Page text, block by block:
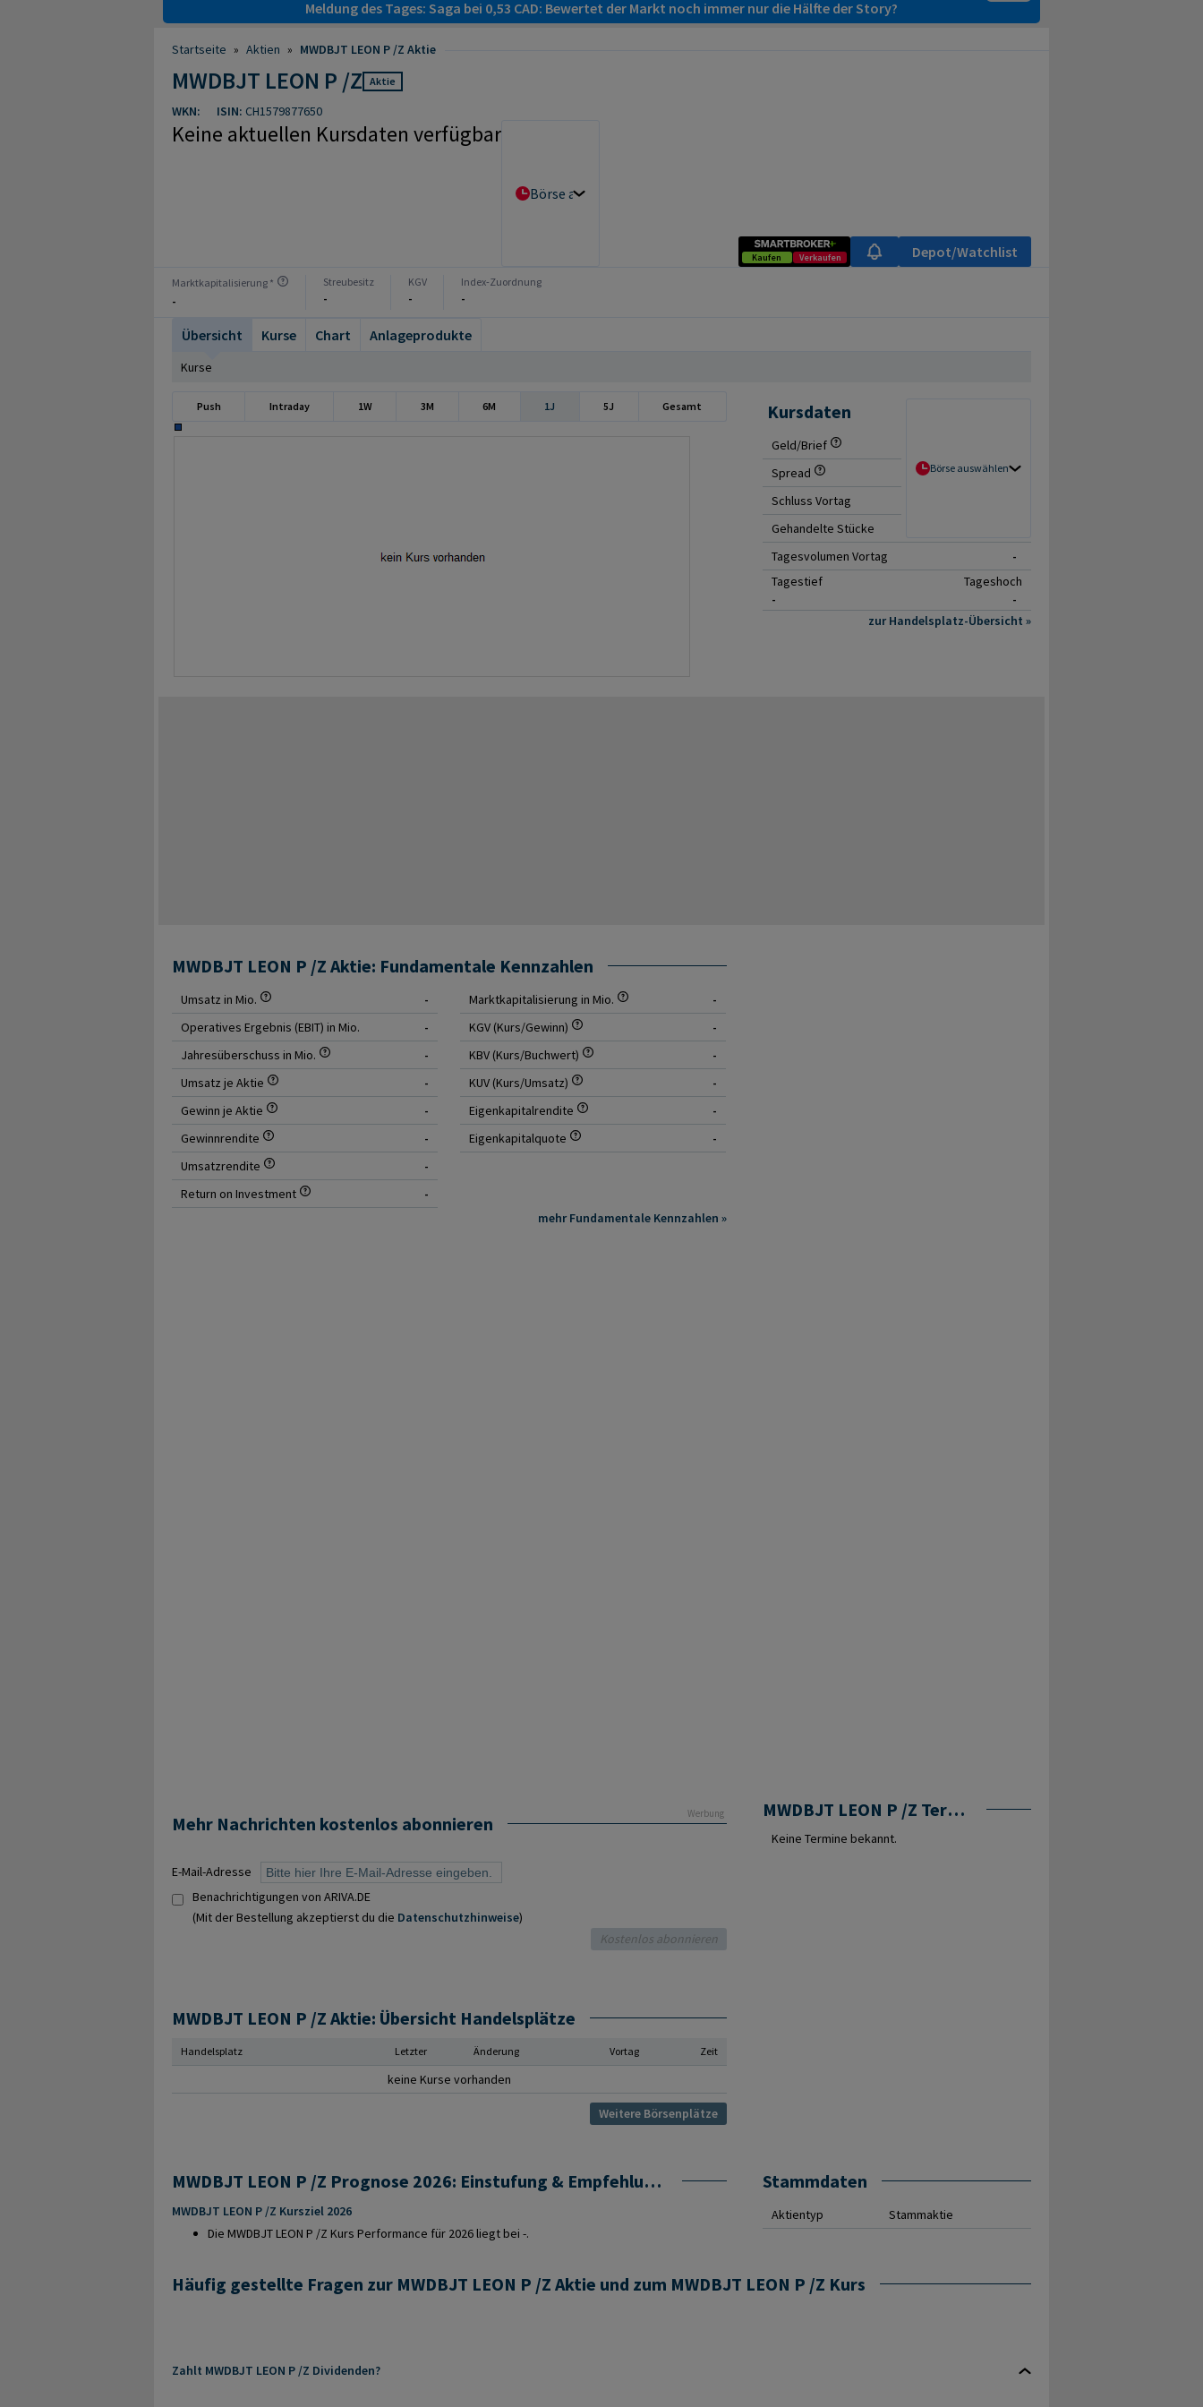
Meldung des Tages: Saga bei 0,53 CAD: Bewertet der Markt noch immer nur die Hälfte der Story?
Startseite » Aktien » MWDBJT LEON P /Z Aktie
MWDBJT LEON P /Z Aktie
WKN: ISIN: CH1579877650
Keine aktuellen Kursdaten verfügbar
Börse auswählen
Kaufen Verkaufen Depot/Watchlist
Marktkapitalisierung *
-
Streubesitz
-
KGV
-
Index-Zuordnung
-
Übersicht Kurse Chart Anlageprodukte
Kurse
Push Intraday 1W 3M 6M 1J 5J Gesamt Kursdaten
Börse auswählen
Geld/Brief
Spread
-
Schluss Vortag
Gehandelte Stücke
Tagesvolumen Vortag
-
Tagestief
-
Tageshoch
-
zur Handelsplatz-Übersicht »
MWDBJT LEON P /Z Aktie: Fundamentale Kennzahlen
Umsatz in Mio.
-
Operatives Ergebnis (EBIT) in Mio.
-
Jahresüberschuss in Mio.
-
Umsatz je Aktie
-
Gewinn je Aktie
-
Gewinnrendite
-
Umsatzrendite
-
Return on Investment
-
Marktkapitalisierung in Mio.
-
KGV (Kurs/Gewinn)
-
KBV (Kurs/Buchwert)
-
KUV (Kurs/Umsatz)
-
Eigenkapitalrendite
-
Eigenkapitalquote
-
mehr Fundamentale Kennzahlen »
Werbung
Mehr Nachrichten kostenlos abonnieren
E-Mail-Adresse
Benachrichtigungen von ARIVA.DE
(Mit der Bestellung akzeptierst du die Datenschutzhinweise)
MWDBJT LEON P /Z Termine
Keine Termine bekannt.
MWDBJT LEON P /Z Aktie: Übersicht Handelsplätze
Handelsplatz Letzter Änderung Vortag Zeit
keine Kurse vorhanden
Weitere Börsenplätze
MWDBJT LEON P /Z Prognose 2026: Einstufung & Empfehlung von Analysten
MWDBJT LEON P /Z Kursziel 2026
Die MWDBJT LEON P /Z Kurs Performance für 2026 liegt bei -.
Stammdaten
Aktientyp Stammaktie
Häufig gestellte Fragen zur MWDBJT LEON P /Z Aktie und zum MWDBJT LEON P /Z Kurs
Zahlt MWDBJT LEON P /Z Dividenden?